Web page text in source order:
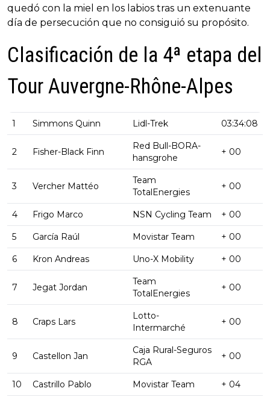
quedó con la miel en los labios tras un extenuante
día de persecución que no consiguió su propósito.
Clasificación de la 4ª etapa del
Tour Auvergne-Rhône-Alpes
1 Simmons Quinn Lidl-Trek 03:34:08
2 Fisher-Black Finn
Red Bull-BORA-
hansgrohe
+ 00
3 Vercher Mattéo
Team
TotalEnergies
+ 00
4 Frigo Marco NSN Cycling Team + 00
5 García Raúl Movistar Team + 00
6 Kron Andreas Uno-X Mobility + 00
7 Jegat Jordan
Team
TotalEnergies
+ 00
8 Craps Lars
Lotto-
Intermarché
+ 00
9 Castellon Jan
Caja Rural-Seguros
RGA
+ 00
10 Castrillo Pablo Movistar Team + 04